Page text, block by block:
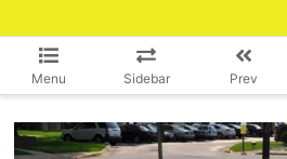
Menu Sidebar Prev